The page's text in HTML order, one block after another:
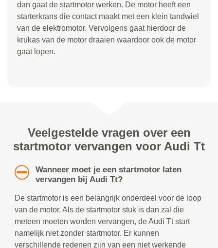
dan gaat de startmotor werken. De motor heeft een
starterkrans die contact maakt met een klein tandwiel
van de elektromotor. Vervolgens gaat hierdoor de
krukas van de motor draaien waardoor ook de motor
gaat lopen.
Veelgestelde vragen over een
startmotor vervangen voor Audi Tt
Wanneer moet je een startmotor laten
vervangen bij Audi Tt?
De startmotor is een belangrijk onderdeel voor de loop
van de motor. Als de startmotor stuk is dan zal die
meteen moeten worden vervangen, de Audi Tt start
namelijk niet zonder startmotor. Er kunnen
verschillende redenen zijn van een niet werkende